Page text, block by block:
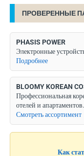
ПРОВЕРЕННЫЕ
PHASIS POWER
Электронные
Подробнее
BLOOMY KOREAN
Профессиональная
отелей и апартаментов.
Смотреть ассортимент
Как